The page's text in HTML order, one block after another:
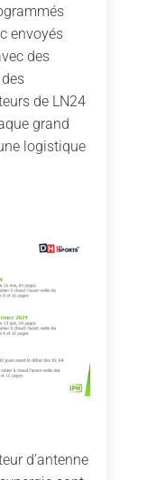
envoyés
des
de LN24
grand
logistique
d’antenne